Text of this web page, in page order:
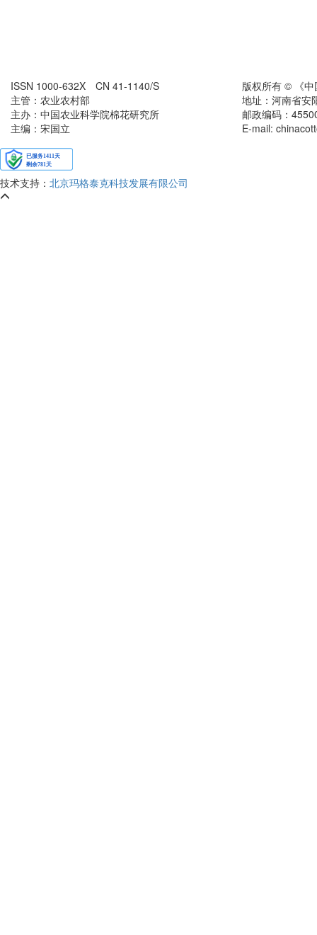
ISSN 1000-632X CN 41-1140/S
主管：农业农村部
主办：中国农业科学院棉花研究所
主编：宋国立
版权所有 © 《
地址：河南省安
邮政编码：
E-mail:
技术支持： 北京玛格泰克科技发展有限公司